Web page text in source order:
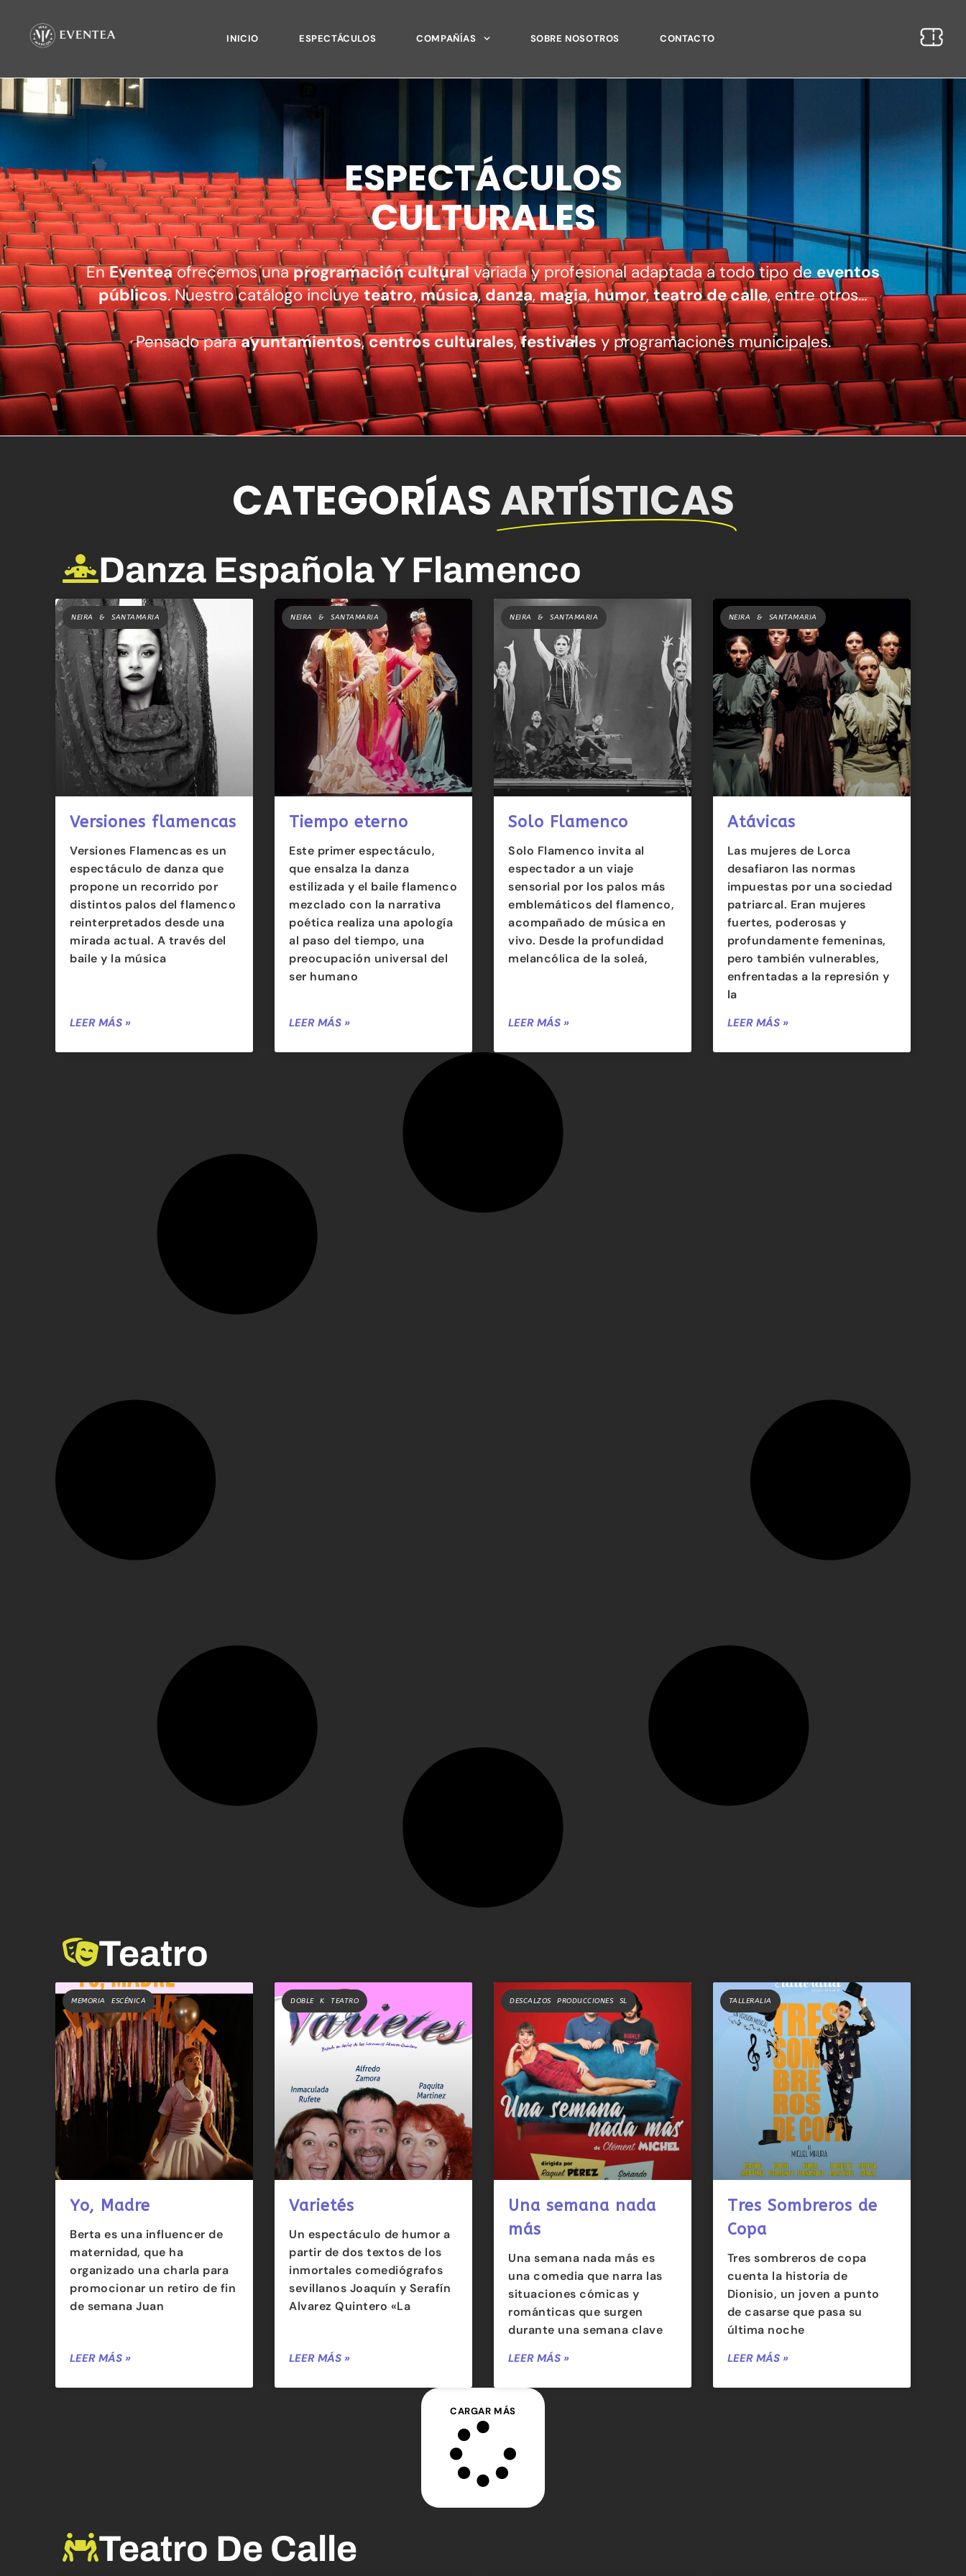
INICIO ESPECTÁCULOS COMPAÑÍAS SOBRE NOSOTROS CONTACTO
ESPECTÁCULOS
CULTURALES
EnEventeaofrecemos unaprogramación culturalvariada y profesional adaptada a todo tipo deeventos
públicos. Nuestro catálogo incluyeteatro,música,danza,magia,humor,teatro de calle, entre otros…
Pensado paraayuntamientos,centros culturales,festivalesy programaciones municipales.
CATEGORÍASARTÍSTICAS
Danza Española Y Flamenco
NEIRA & SANTAMARIA
Versiones flamencas
Versiones Flamencas es un
espectáculo de danza que
propone un recorrido por
distintos palos del flamenco
reinterpretados desde una
mirada actual. A través del
baile y la música
LEER MÁS »
NEIRA & SANTAMARIA
Tiempo eterno
Este primer espectáculo,
que ensalza la danza
estilizada y el baile flamenco
mezclado con la narrativa
poética realiza una apología
al paso del tiempo, una
preocupación universal del
ser humano
LEER MÁS »
NEIRA & SANTAMARIA
Solo Flamenco
Solo Flamenco invita al
espectador a un viaje
sensorial por los palos más
emblemáticos del flamenco,
acompañado de música en
vivo. Desde la profundidad
melancólica de la soleá,
LEER MÁS »
NEIRA & SANTAMARIA
Atávicas
Las mujeres de Lorca
desafiaron las normas
impuestas por una sociedad
patriarcal. Eran mujeres
fuertes, poderosas y
profundamente femeninas,
pero también vulnerables,
enfrentadas a la represión y
la
LEER MÁS »
Teatro
MEMORIA ESCÉNICA
Yo, Madre
Berta es una influencer de
maternidad, que ha
organizado una charla para
promocionar un retiro de fin
de semana Juan
LEER MÁS »
DOBLE K TEATRO
Varietés
Un espectáculo de humor a
partir de dos textos de los
inmortales comediógrafos
sevillanos Joaquín y Serafín
Alvarez Quintero «La
LEER MÁS »
DESCALZOS PRODUCCIONES SL
Una semana nada
más
Una semana nada más es
una comedia que narra las
situaciones cómicas y
románticas que surgen
durante una semana clave
LEER MÁS »
TALLERALIA
Tres Sombreros de
Copa
Tres sombreros de copa
cuenta la historia de
Dionisio, un joven a punto
de casarse que pasa su
última noche
LEER MÁS »
CARGAR MÁS
Teatro De Calle